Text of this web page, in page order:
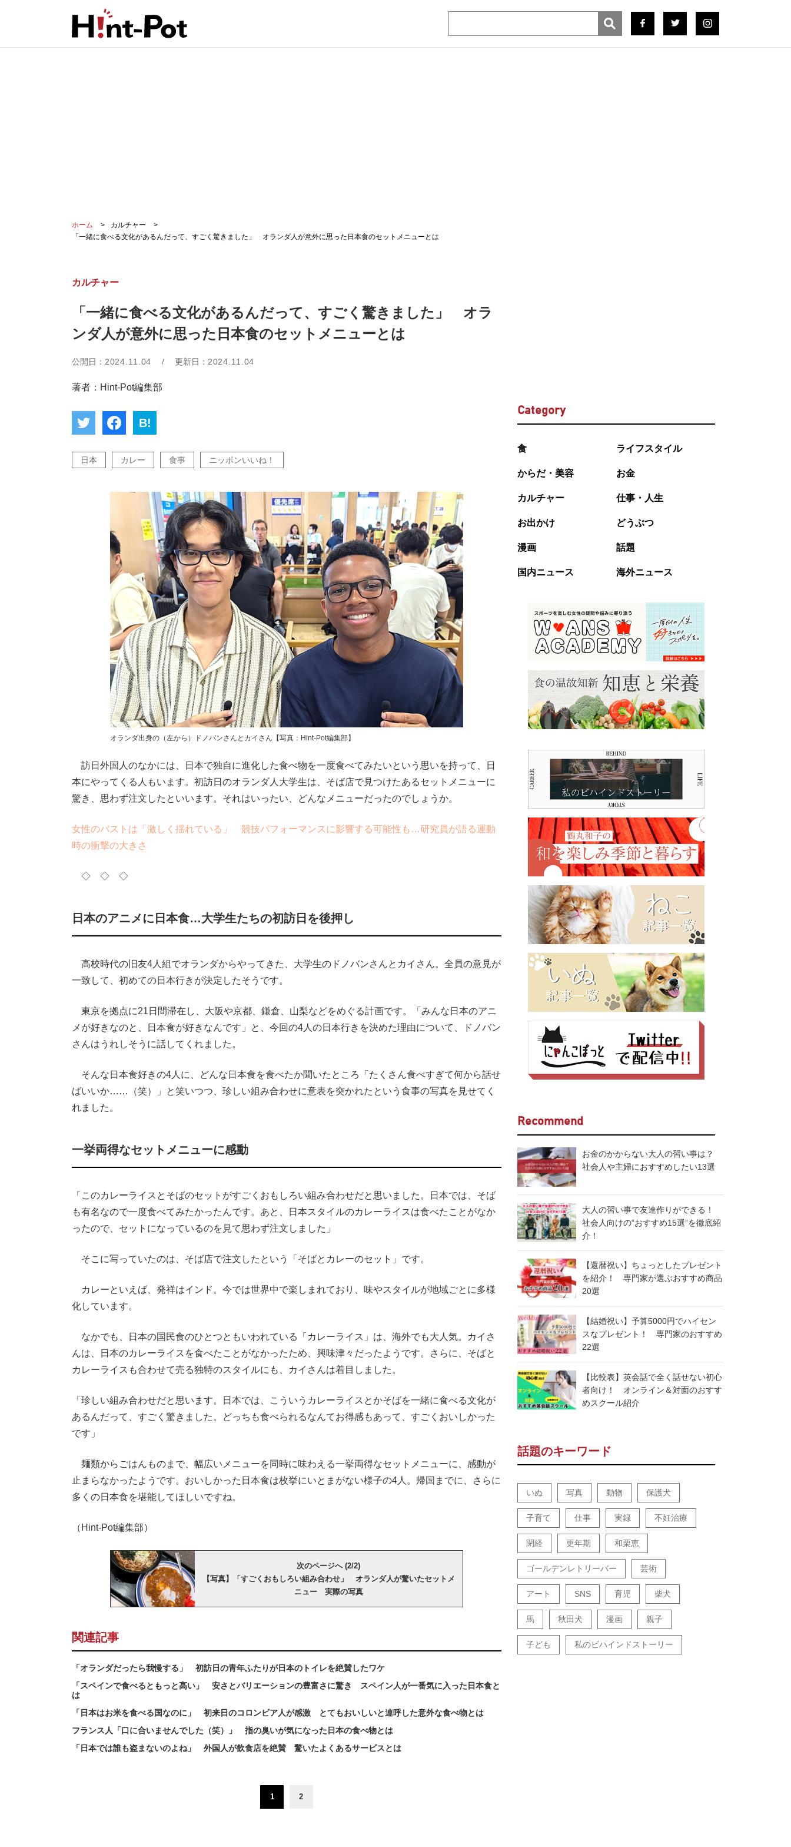
ホーム
カルチャー
「一緒に食べる文化があるんだって、すごく驚きました」 オランダ人が意外に思った日本食のセットメニューとは
カルチャー
「一緒に食べる文化があるんだって、すごく驚きました」 オラ
ンダ人が意外に思った日本食のセットメニューとは
公開日： 2024.11.04 / 更新日： 2024.11.04
著者：Hint-Pot編集部
B!
日本 カレー 食事 ニッポンいいね！
オランダ出身の（左から）ドノバンさんとカイさん【写真：Hint-Pot編集部】
訪日外国人のなかには、日本で独自に進化した食べ物を一度食べてみたいという思いを持って、日
本にやってくる人もいます。初訪日のオランダ人大学生は、そば店で見つけたあるセットメニューに
驚き、思わず注文したといいます。それはいったい、どんなメニューだったのでしょうか。
女性のバストは「激しく揺れている」 競技パフォーマンスに影響する可能性も…研究員が語る運動
時の衝撃の大きさ
◇ ◇ ◇
日本のアニメに日本食…大学生たちの初訪日を後押し
高校時代の旧友4人組でオランダからやってきた、大学生のドノバンさんとカイさん。全員の意見が
一致して、初めての日本行きが決定したそうです。
東京を拠点に21日間滞在し、大阪や京都、鎌倉、山梨などをめぐる計画です。「みんな日本のアニ
メが好きなのと、日本食が好きなんです」と、今回の4人の日本行きを決めた理由について、ドノバン
さんはうれしそうに話してくれました。
そんな日本食好きの4人に、どんな日本食を食べたか聞いたところ「たくさん食べすぎて何から話せ
ばいいか……（笑）」と笑いつつ、珍しい組み合わせに意表を突かれたという食事の写真を見せてく
れました。
一挙両得なセットメニューに感動
「このカレーライスとそばのセットがすごくおもしろい組み合わせだと思いました。日本では、そば
も有名なので一度食べてみたかったんです。あと、日本スタイルのカレーライスは食べたことがなか
ったので、セットになっているのを見て思わず注文しました」
そこに写っていたのは、そば店で注文したという「そばとカレーのセット」です。
カレーといえば、発祥はインド。今では世界中で楽しまれており、味やスタイルが地域ごとに多様
化しています。
なかでも、日本の国民食のひとつともいわれている「カレーライス」は、海外でも大人気。カイさ
んは、日本のカレーライスを食べたことがなかったため、興味津々だったようです。さらに、そばと
カレーライスも合わせて売る独特のスタイルにも、カイさんは着目しました。
「珍しい組み合わせだと思います。日本では、こういうカレーライスとかそばを一緒に食べる文化が
あるんだって、すごく驚きました。どっちも食べられるなんてお得感もあって、すごくおいしかった
です」
麺類からごはんものまで、幅広いメニューを同時に味わえる一挙両得なセットメニューに、感動が
止まらなかったようです。おいしかった日本食は枚挙にいとまがない様子の4人。帰国までに、さらに
多くの日本食を堪能してほしいですね。
（Hint-Pot編集部）
次のページへ (2/2)
【写真】「すごくおもしろい組み合わせ」 オランダ人が驚いたセットメ
ニュー 実際の写真
関連記事
「オランダだったら我慢する」 初訪日の青年ふたりが日本のトイレを絶賛したワケ
「スペインで食べるともっと高い」 安さとバリエーションの豊富さに驚き スペイン人が一番気に入った日本食と
は
「日本はお米を食べる国なのに」 初来日のコロンビア人が感激 とてもおいしいと連呼した意外な食べ物とは
フランス人「口に合いませんでした（笑）」 指の臭いが気になった日本の食べ物とは
「日本では誰も盗まないのよね」 外国人が飲食店を絶賛 驚いたよくあるサービスとは
1 2
Category
食 ライフスタイル
からだ・美容 お金
カルチャー 仕事・人生
お出かけ どうぶつ
漫画 話題
国内ニュース 海外ニュース
Recommend
お金のかからない大人の習い事は？
社会人や主婦におすすめしたい13選
大人の習い事で友達作りができる！
社会人向けの“おすすめ15選”を徹底紹
介！
【還暦祝い】ちょっとしたプレゼント
を紹介！ 専門家が選ぶおすすめ商品
20選
【結婚祝い】予算5000円でハイセン
スなプレゼント！ 専門家のおすすめ
22選
【比較表】英会話で全く話せない初心
者向け！ オンライン＆対面のおすす
めスクール紹介
話題のキーワード
いぬ 写真 動物 保護犬
子育て 仕事 実録 不妊治療
閉経 更年期 和栗恵
ゴールデンレトリーバー 芸術
アート SNS 育児 柴犬
馬 秋田犬 漫画 親子
子ども 私のビハインドストーリー